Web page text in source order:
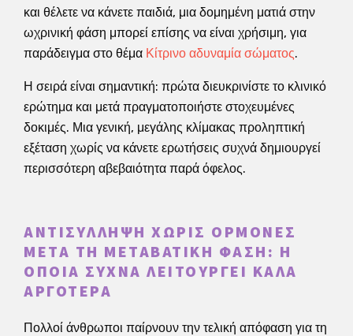
και θέλετε να κάνετε παιδιά, μια δομημένη ματιά στην
ωχρινική φάση μπορεί επίσης να είναι χρήσιμη, για
παράδειγμα στο θέμα Κίτρινο αδυναμία σώματος.
Η σειρά είναι σημαντική: πρώτα διευκρινίστε το κλινικό
ερώτημα και μετά πραγματοποιήστε στοχευμένες
δοκιμές. Μια γενική, μεγάλης κλίμακας προληπτική
εξέταση χωρίς να κάνετε ερωτήσεις συχνά δημιουργεί
περισσότερη αβεβαιότητα παρά όφελος.
ΑΝΤΙΣΎΛΛΗΨΗ ΧΩΡΊΣ ΟΡΜΌΝΕΣ
ΜΕΤΆ ΤΗ ΜΕΤΑΒΑΤΙΚΉ ΦΆΣΗ: Η
ΟΠΟΊΑ ΣΥΧΝΆ ΛΕΙΤΟΥΡΓΕΊ ΚΑΛΆ
ΑΡΓΌΤΕΡΑ
Πολλοί άνθρωποι παίρνουν την τελική απόφαση για τη